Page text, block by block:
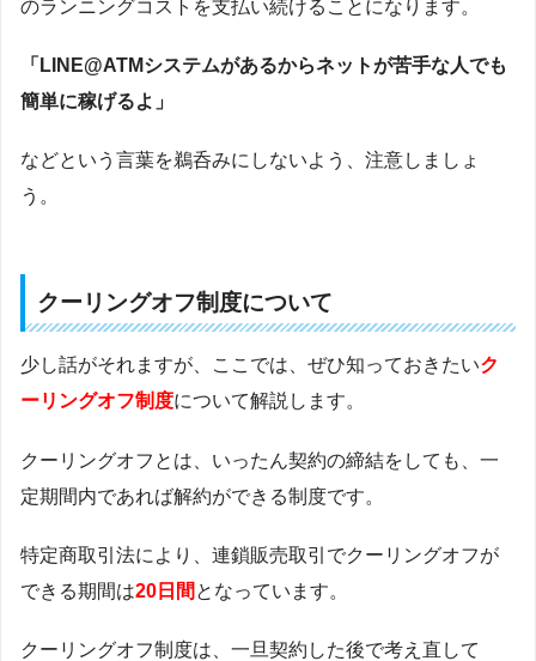
のランニングコストを支払い続けることになります。
「LINE@ATMシステムがあるからネットが苦手な人でも
簡単に稼げるよ」
などという言葉を鵜呑みにしないよう、注意しましょ
う。
クーリングオフ制度について
少し話がそれますが、ここでは、ぜひ知っておきたいク
ーリングオフ制度について解説します。
クーリングオフとは、いったん契約の締結をしても、一
定期間内であれば解約ができる制度です。
特定商取引法により、連鎖販売取引でクーリングオフが
できる期間は20日間 となっています。
クーリングオフ制度は、一旦契約した後で考え直して